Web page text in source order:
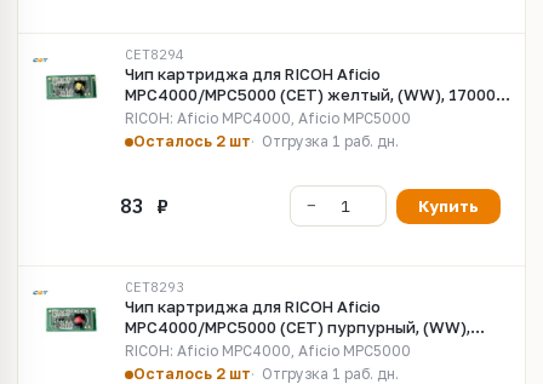
CET8294
Чип картриджа для RICOH Aficio
MPC4000/MPC5000 (CET) желтый, (WW), 17000
стр., CET8294
RICOH: Aficio MPC4000, Aficio MPC5000
Осталось 2 шт
Отгрузка 1 раб. дн.
Купить
CET8293
Чип картриджа для RICOH Aficio
MPC4000/MPC5000 (CET) пурпурный, (WW),
17000 стр., CET8293
RICOH: Aficio MPC4000, Aficio MPC5000
Осталось 2 шт
Отгрузка 1 раб. дн.